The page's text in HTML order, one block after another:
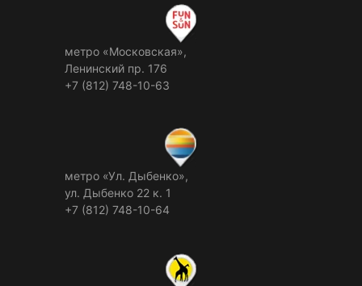
метро «Московская»,
Ленинский пр. 176
+7 (812) 748-10-63
метро «Ул. Дыбенко»,
ул. Дыбенко 22 к. 1
+7 (812) 748-10-64